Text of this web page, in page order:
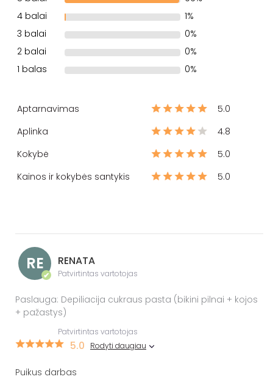
4 balai
1%
3 balai
0%
2 balai
0%
1 balas
0%
Aptarnavimas
5.0
Aplinka
4.8
Kokybė
5.0
Kainos ir kokybės santykis
5.0
RE
✔
RENATA
Patvirtintas vartotojas
Paslauga: Depiliacija cukraus pasta (bikini pilnai + kojos
+ pažastys)
Patvirtintas vartotojas
5.0 Rodyti daugiau
Puikus darbas